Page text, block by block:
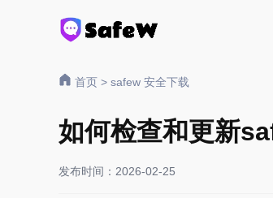
首页 > safew 安全下载
如何检查和更新
发布时间：2026-02-25